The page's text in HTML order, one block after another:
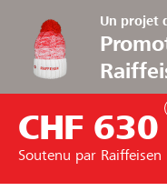
Parrainer
Trouvez des projets et
Un projet
CHF 630
Soutenu par Raiffeisen